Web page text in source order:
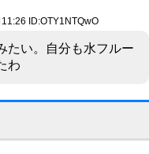
ID:OTY1NTQwO
い。自分も水フルー
わ